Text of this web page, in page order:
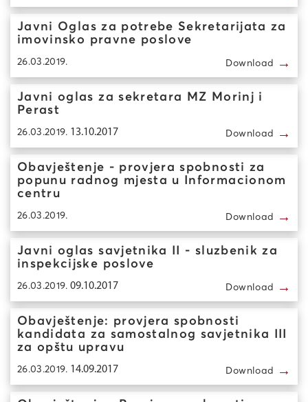
Javni Oglas za potrebe Sekretarijata za
imovinsko pravne poslove
26.03.2019. Download →
Javni oglas za sekretara MZ Morinj i
Perast
26.03.2019. Download →
13.10.2017
Obavještenje - provjera spobnosti za
popunu radnog mjesta u Informacionom
centru
26.03.2019. Download →
Javni oglas savjetnika II - sluzbenik za
inspekcijske poslove
26.03.2019. Download →
09.10.2017
Obavještenje: provjera spobnosti
kandidata za samostalnog savjetnika III
za opštu upravu
26.03.2019. Download →
14.09.2017